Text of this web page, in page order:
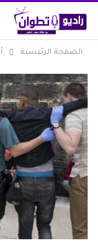
الصفحة الرئيسية